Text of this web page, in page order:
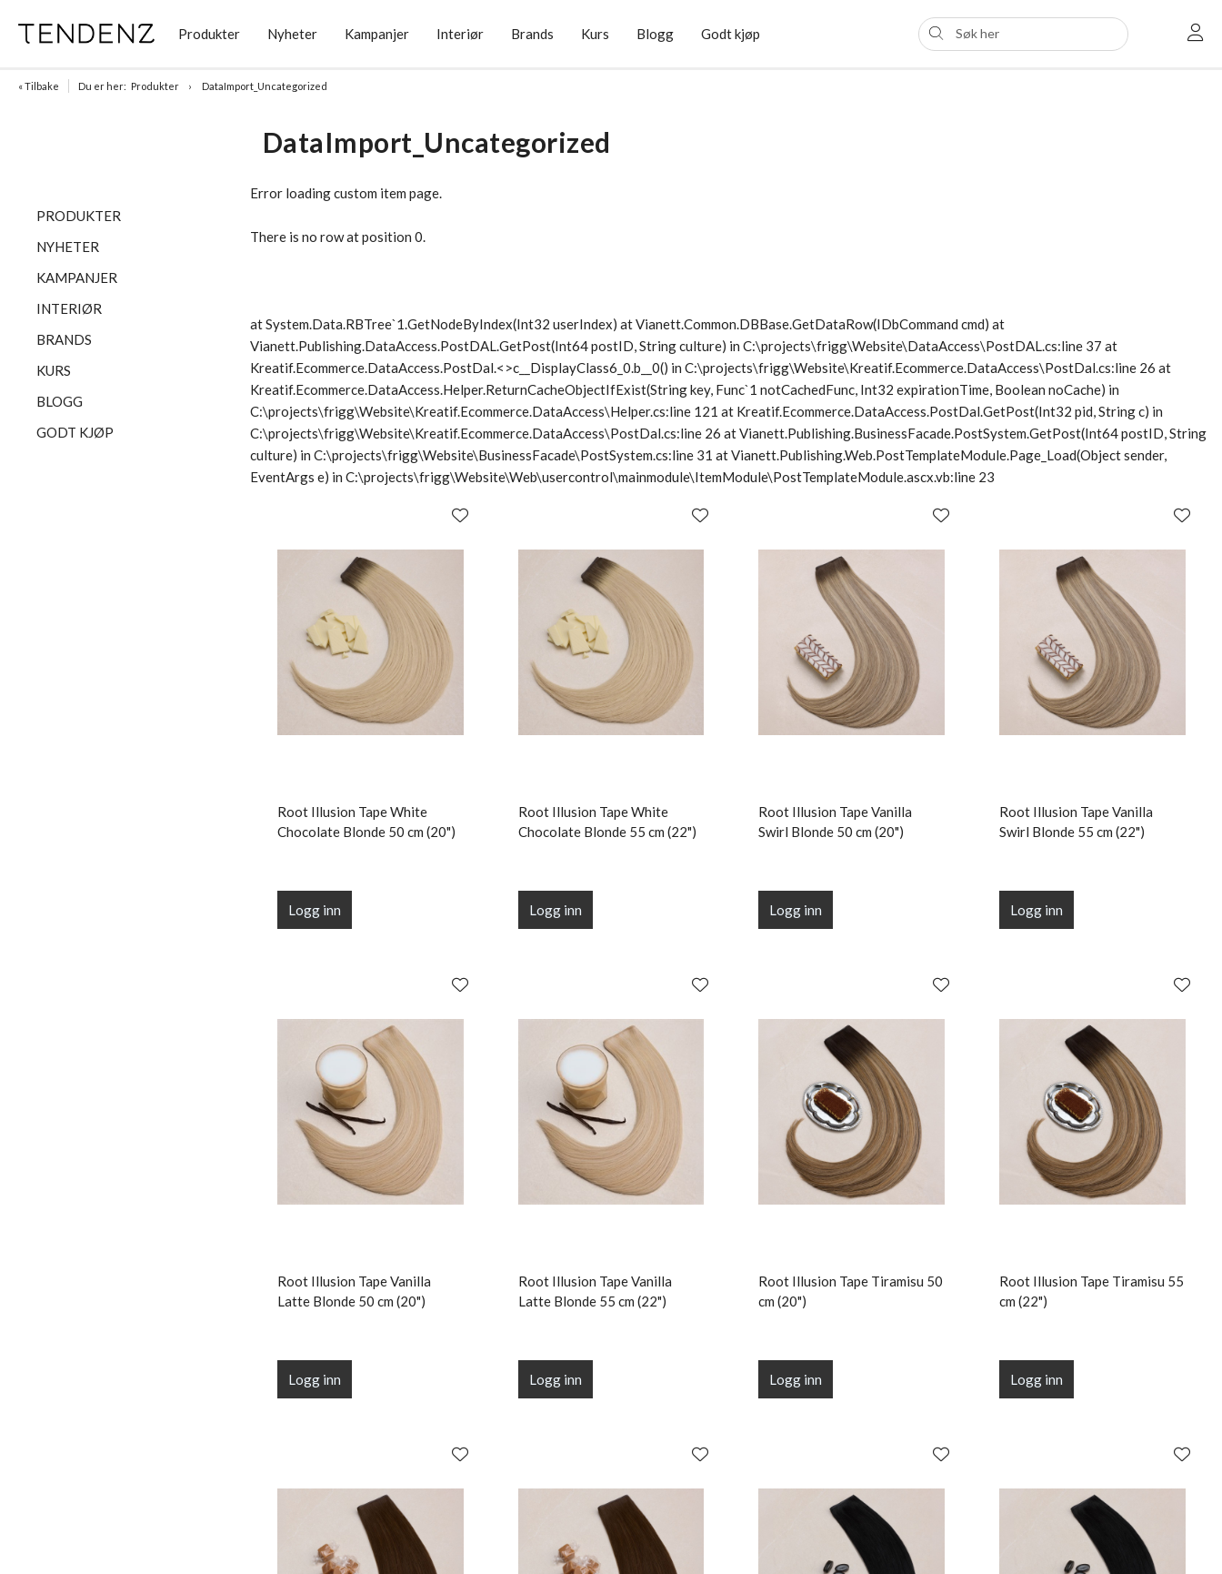
Produkter Nyheter Kampanjer Interiør Brands Kurs Blogg Godt kjøp
« Tilbake Du er her: Produkter DataImport_Uncategorized
DataImport_Uncategorized
PRODUKTER
NYHETER
KAMPANJER
INTERIØR
BRANDS
KURS
BLOGG
GODT KJØP
Error loading custom item page.
There is no row at position 0.
at System.Data.RBTree`1.GetNodeByIndex(Int32 userIndex) at Vianett.Common.DBBase.GetDataRow(IDbCommand cmd) at
Vianett.Publishing.DataAccess.PostDAL.GetPost(Int64 postID, String culture) in C:\projects\frigg\Website\DataAccess\PostDAL.cs:line 37 at
Kreatif.Ecommerce.DataAccess.PostDal.<>c__DisplayClass6_0.b__0() in C:\projects\frigg\Website\Kreatif.Ecommerce.DataAccess\PostDal.cs:line 26 at
Kreatif.Ecommerce.DataAccess.Helper.ReturnCacheObjectIfExist(String key, Func`1 notCachedFunc, Int32 expirationTime, Boolean noCache) in
C:\projects\frigg\Website\Kreatif.Ecommerce.DataAccess\Helper.cs:line 121 at Kreatif.Ecommerce.DataAccess.PostDal.GetPost(Int32 pid, String c) in
C:\projects\frigg\Website\Kreatif.Ecommerce.DataAccess\PostDal.cs:line 26 at Vianett.Publishing.BusinessFacade.PostSystem.GetPost(Int64 postID, String
culture) in C:\projects\frigg\Website\BusinessFacade\PostSystem.cs:line 31 at Vianett.Publishing.Web.PostTemplateModule.Page_Load(Object sender,
EventArgs e) in C:\projects\frigg\Website\Web\usercontrol\mainmodule\ItemModule\PostTemplateModule.ascx.vb:line 23
Root Illusion Tape White
Chocolate Blonde 50 cm (20")
Logg inn
Root Illusion Tape White
Chocolate Blonde 55 cm (22")
Logg inn
Root Illusion Tape Vanilla
Swirl Blonde 50 cm (20")
Logg inn
Root Illusion Tape Vanilla
Swirl Blonde 55 cm (22")
Logg inn
Root Illusion Tape Vanilla
Latte Blonde 50 cm (20")
Logg inn
Root Illusion Tape Vanilla
Latte Blonde 55 cm (22")
Logg inn
Root Illusion Tape Tiramisu 50
cm (20")
Logg inn
Root Illusion Tape Tiramisu 55
cm (22")
Logg inn